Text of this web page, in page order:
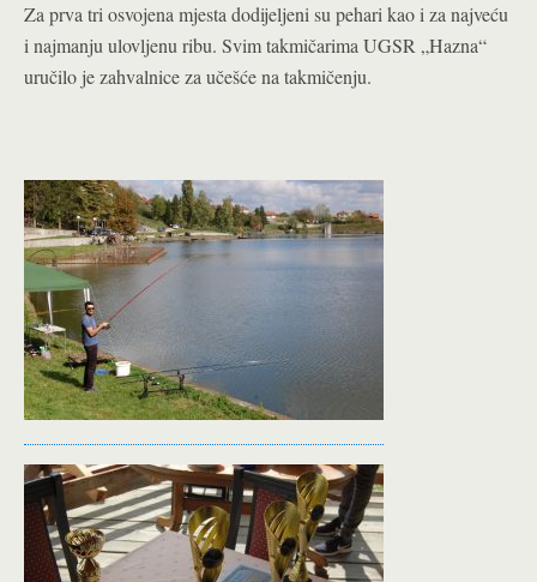
Za prva tri osvojena mjesta dodijeljeni su pehari kao i za najveću
i najmanju ulovljenu ribu. Svim takmičarima UGSR „Hazna“
uručilo je zahvalnice za učešće na takmičenju.